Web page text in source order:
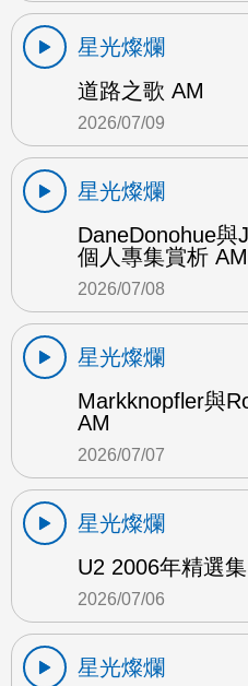
星光燦爛
道路之歌 AM
2026/07/09
星光燦爛
DaneDonohue與
個人專集賞析 AM
2026/07/08
星光燦爛
Markknopfler與
AM
2026/07/07
星光燦爛
U2 2006年精選
2026/07/06
星光燦爛